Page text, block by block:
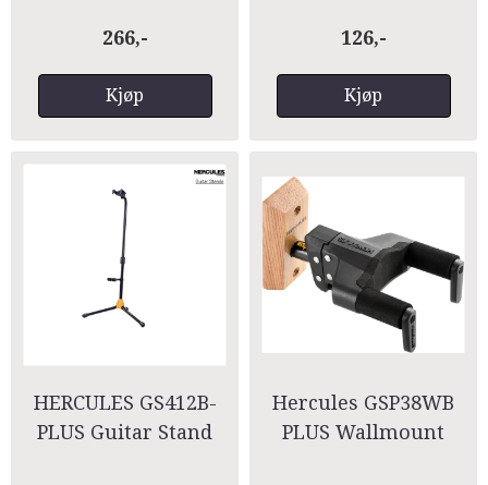
266,-
Kjøp
126,-
Kjøp
HERCULES GS412B-
PLUS Guitar Stand
Hercules GSP38WB
PLUS Wallmount